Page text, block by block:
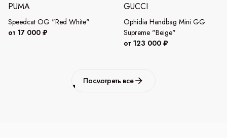
PUMA
Speedcat OG "Red White"
от 17 000 ₽
GUCCI
Ophidia Handbag Mini GG
Supreme "Beige"
от 123 000 ₽
Посмотреть все